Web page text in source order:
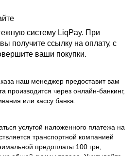
систему LiqPay. При
получите ссылку на оплату, с
ваши покупки.
наш менеджер предоставит вам
производится через онлайн-банкинг,
или кассу банка.
услугой наложенного платежа на
транспортной компанией
предоплаты 100 грн,